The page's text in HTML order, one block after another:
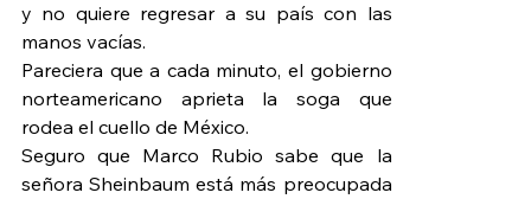
y no quiere regresar a su país con las
manos vacías.
Pareciera que a cada minuto, el gobierno
norteamericano aprieta la soga que
rodea el cuello de México.
Seguro que Marco Rubio sabe que la
señora Sheinbaum está más preocupada